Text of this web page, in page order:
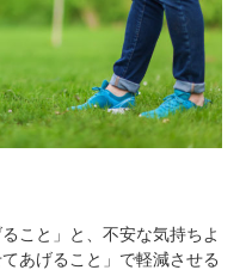
こと」と、不安な気持ちよ
あげること」で軽減させる